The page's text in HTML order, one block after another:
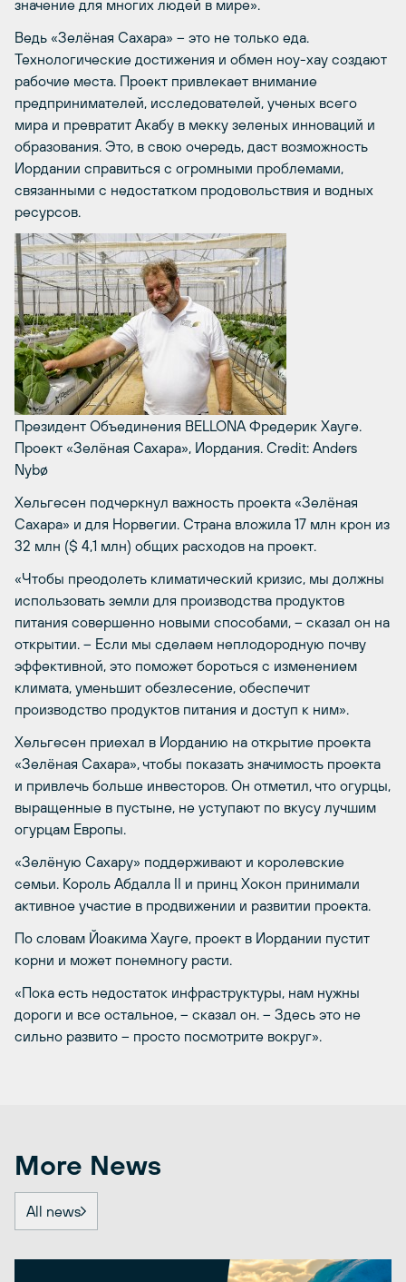
значение для многих людей в мире».
Ведь «Зелёная Сахара» – это не только еда.
Технологические достижения и обмен ноу-хау создают
рабочие места. Проект привлекает внимание
предпринимателей, исследователей, ученых всего
мира и превратит Акабу в мекку зеленых инноваций и
образования. Это, в свою очередь, даст возможность
Иордании справиться с огромными проблемами,
связанными с недостатком продовольствия и водных
ресурсов.
Президент Объединения BELLONA Фредерик Хауге.
Проект «Зелёная Сахара», Иордания. Credit: Anders
Nybø
Хельгесен подчеркнул важность проекта «Зелёная
Сахара» и для Норвегии. Страна вложила 17 млн крон из
32 млн ($ 4,1 млн) общих расходов на проект.
«Чтобы преодолеть климатический кризис, мы должны
использовать земли для производства продуктов
питания совершенно новыми способами, – сказал он на
открытии. – Если мы сделаем неплодородную почву
эффективной, это поможет бороться с изменением
климата, уменьшит обезлесение, обеспечит
производство продуктов питания и доступ к ним».
Хельгесен приехал в Иорданию на открытие проекта
«Зелёная Сахара», чтобы показать значимость проекта
и привлечь больше инвесторов. Он отметил, что огурцы,
выращенные в пустыне, не уступают по вкусу лучшим
огурцам Европы.
«Зелёную Сахару» поддерживают и королевские
семьи. Король Абдалла II и принц Хокон принимали
активное участие в продвижении и развитии проекта.
По словам Йоакима Хауге, проект в Иордании пустит
корни и может понемногу расти.
«Пока есть недостаток инфраструктуры, нам нужны
дороги и все остальное, – сказал он. – Здесь это не
сильно развито – просто посмотрите вокруг».
More News
All news